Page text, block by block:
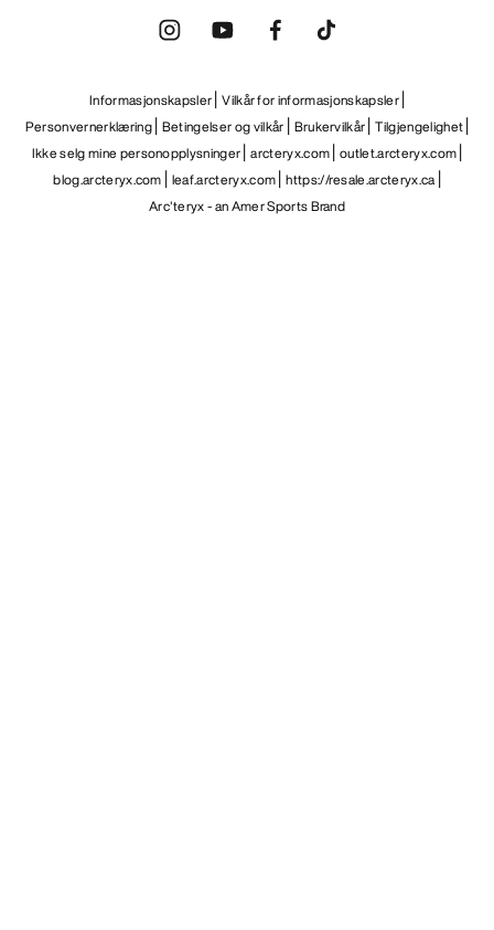
Informasjonskapsler Vilkår for informasjonskapsler
Personvernerklæring Betingelser og vilkår Brukervilkår Tilgjengelighet
Ikke selg mine personopplysninger arcteryx.com outlet.arcteryx.com
blog.arcteryx.com leaf.arcteryx.com https://resale.arcteryx.ca
Arc'teryx - an Amer Sports Brand